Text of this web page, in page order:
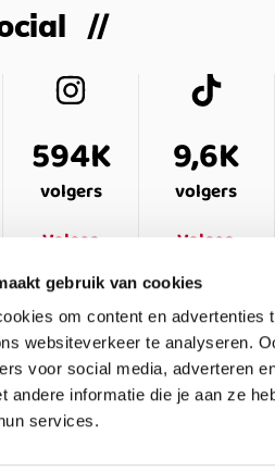
gebruik van cookies
om content en
websiteverkeer te analyseren.
voor social media, adverteren
andere informatie die je aan ze
services.
594K
volgers
Volgen
9,6K
volgers
Volgen
VEELGESTELDE VRAGEN